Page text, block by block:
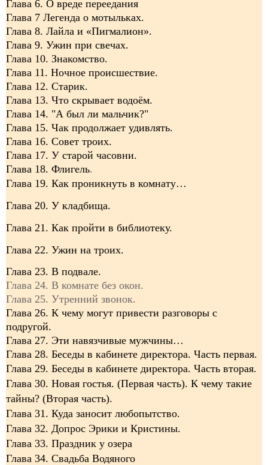
Глава 6. О вреде переедания
Глава 7 Легенда о мотыльках.
Глава 8. Лайла и «Пигмалион».
Глава 9. Ужин при свечах.
Глава 10. Знакомство.
Глава 11. Ночное происшествие.
Глава 12. Старик.
Глава 13. Что скрывает водоём.
Глава 14. "А был ли мальчик?"
Глава 15. Чак продолжает удивлять.
Глава 16. Совет троих.
Глава 17. У старой часовни.
Глава 18. Флигель.
Глава 19. Как проникнуть в комнату…
Глава 20. У кладбища.
Глава 21. Как пройти в библиотеку.
Глава 22. Ужин на троих.
Глава 23. В подвале.
Глава 24. В комнате без окон.
Глава 25. Утренний звонок.
Глава 26. К чему могут привести разговоры с
подругой.
Глава 27. Эти навязчивые мужчины…
Глава 28. Беседы в кабинете директора. Часть первая.
Глава 29. Беседы в кабинете директора. Часть вторая.
Глава 30. Новая гостья. (Первая часть). К чему такие
тайны? (Вторая часть).
Глава 31. Куда заносит любопытство.
Глава 32. Допрос Эрики и Кристины.
Глава 33. Праздник у озера
Глава 34. Свадьба Водяного